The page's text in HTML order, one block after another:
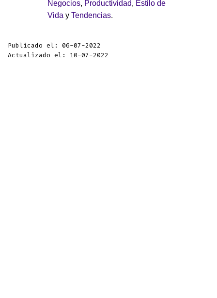
Negocios, Productividad, Estilo de
Vida y Tendencias.
Publicado el: 06-07-2022
Actualizado el: 10-07-2022